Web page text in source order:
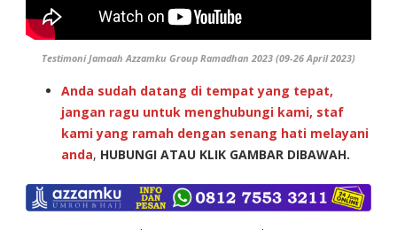
Testimoni Jamaah Azzamku Group Ramadhan 2023 (09-26 April 2023)
Anda sudah datang di tempat yang tepat,
jangan ragu untuk menghubungi kami, staf
kami yang ramah dengan senang hati melayani
anda, HUBUNGI ATAU KLIK GAMBAR DIBAWAH.